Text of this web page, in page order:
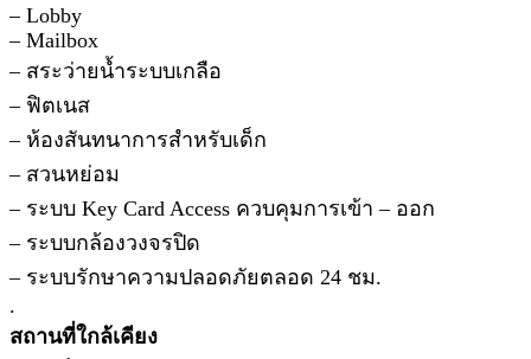
– Lobby
– Mailbox
– สระว่ายน้ำระบบเกลือ
– ฟิตเนส
– ห้องสันทนาการสำหรับเด็ก
– สวนหย่อม
– ระบบ Key Card Access ควบคุมการเข้า – ออก
– ระบบกล้องวงจรปิด
– ระบบรักษาความปลอดภัยตลอด 24 ชม.
.
สถานที่ใกล้เคียง